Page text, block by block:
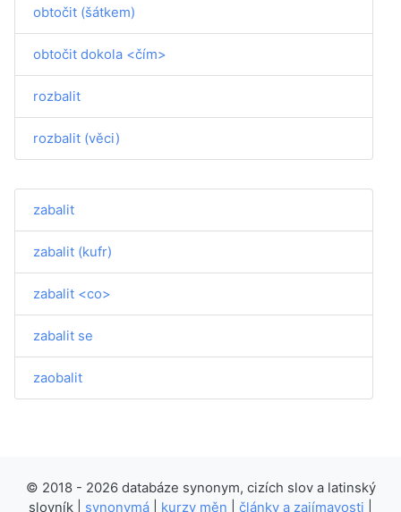
obtočit (šátkem)
obtočit dokola <čím>
rozbalit
rozbalit (věci)
zabalit
zabalit (kufr)
zabalit <co>
zabalit se
zaobalit
© 2018 - 2026 databáze synonym, cizích slov a latinský
slovník | synonymá kurzy měn články a zajímavosti